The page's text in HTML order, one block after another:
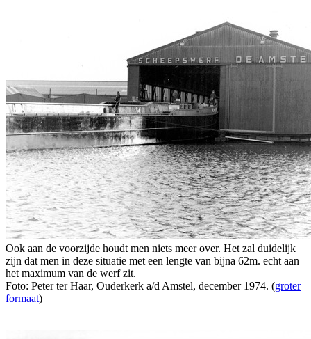
Ook aan de voorzijde houdt men niets meer over. Het zal duidelijk
zijn dat men in deze situatie met een lengte van bijna 62m. echt aan
het maximum van de werf zit.
Foto: Peter ter Haar, Ouderkerk a/d Amstel, december 1974. (groter
formaat)